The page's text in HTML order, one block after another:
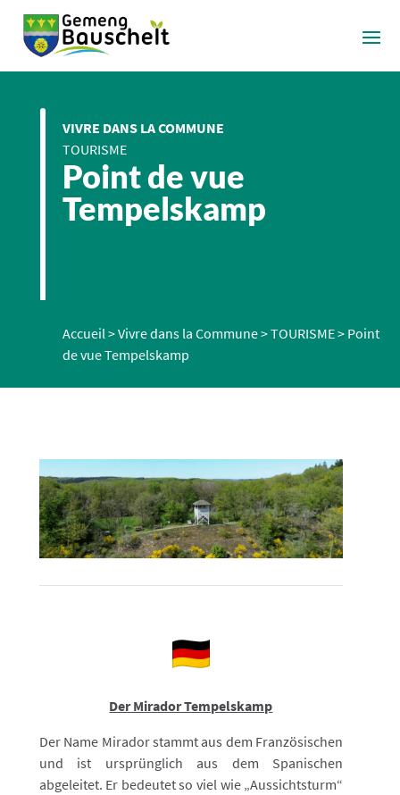
VIVRE DANS LA COMMUNE
TOURISME
Point de vue
Tempelskamp
Accueil>Vivre dans la Commune>TOURISME> Point
de vue Tempelskamp
Der Mirador Tempelskamp
Der Name Mirador stammt aus dem Französischen
und ist ursprünglich aus dem Spanischen
abgeleitet. Er bedeutet so viel wie „Aussichtsturm“